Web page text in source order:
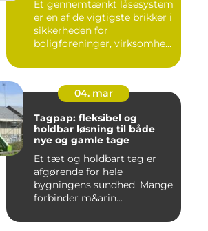
Et gennemtænkt låsesystem
er en af de vigtigste brikker i
sikkerheden for
boligforeninger, virksomhe...
04. mar
Tagpap: fleksibel og
holdbar løsning til både
nye og gamle tage
Et tæt og holdbart tag er
afgørende for hele
bygningens sundhed. Mange
forbinder m&arin...